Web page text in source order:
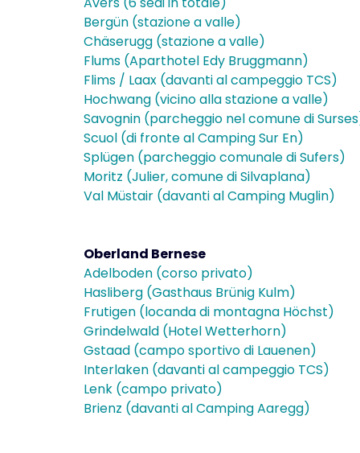
Bergün (stazione a valle)
Chäserugg (stazione a valle)
Flums (Aparthotel Edy Bruggmann)
Flims / Laax (davanti al campeggio TCS)
Hochwang (vicino alla stazione a valle)
Savognin (parcheggio nel comune di
Scuol (di fronte al Camping Sur En)
Splügen (parcheggio comunale di Sufers)
Moritz (Julier, comune di Silvaplana)
Val Müstair (davanti al Camping Muglin)
Oberland Bernese
Adelboden (corso privato)
Hasliberg (Gasthaus Brünig Kulm)
Frutigen (locanda di montagna Höchst)
Grindelwald (Hotel Wetterhorn)
Gstaad (campo sportivo di Lauenen)
Interlaken (davanti al campeggio TCS)
Lenk (campo privato)
Brienz (davanti al Camping Aaregg)